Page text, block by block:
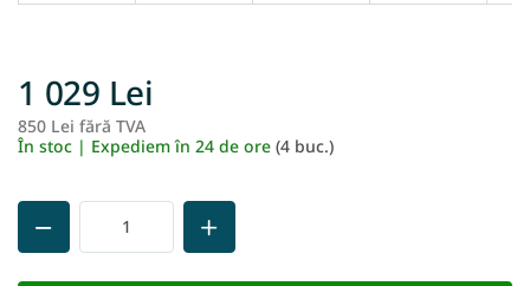
1 029 Lei
850 Lei fără TVA
În stoc | Expediem în 24 de ore (4 buc.)